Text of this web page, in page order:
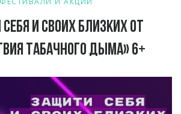
и своих близких от
табачного дыма» 6+